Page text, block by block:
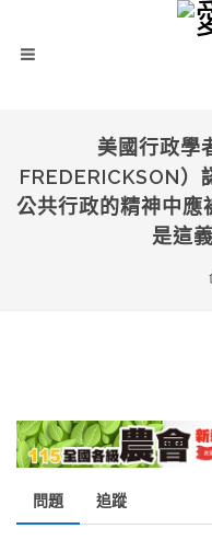
美國行政學
FREDERICKSON）
公共行政的精神中應
是這
問題 追蹤